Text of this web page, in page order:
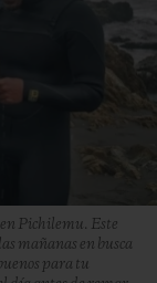
Pichilemu. Este
mañanas en busca
para tu